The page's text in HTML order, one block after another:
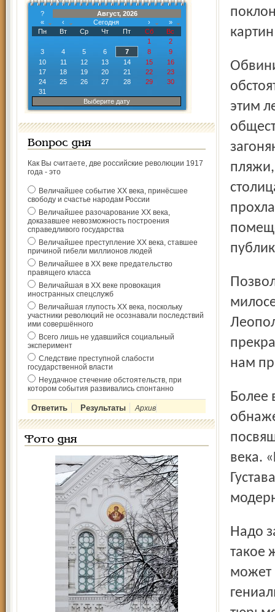
?
Август, 2026
«
‹ Сегодня ›
»
Пн
Вт Ср Чт Пт Сб
Вс
1
2
3
4 5 6 7 8
9
10
11 12 13 14 15
16
17
18 19 20 21 22
23
24
25 26 27 28 29
30
31
Выберите дату
Вопрос дня
Как Вы считаете, две российские революции 1917
года - это
Величайшее событие ХХ века, принёсшее
свободу и счастье народам России
Величайшее разочарование ХХ века,
доказавшее невозможность построения
справедливого государства
Величайшее преступление ХХ века, ставшее
причиной гибели миллионов людей
Величайшее в ХХ веке предательство
правящего класса
Величайшая в ХХ веке провокация
иностранных спецслужб
Величайшая глупость ХХ века, поскольку
участники революций не осознавали последствий
ими совершённого
Всего лишь не удавшийся социальный
эксперимент
Следствие преступной слабости
государственной власти
Неудачное стечение обстоятельств, при
котором события развивались спонтанно
Архив
Фото дня
Обвинить организаторов в грубом пиаре мешают два
этим
пляжи,
Позволить посетителям раздеться – просто логичный акт
нам
Более веской причиной для появления в музейных залах
века.
Надо заметить, что в 1900-х годах их творчество встречало
такое
может